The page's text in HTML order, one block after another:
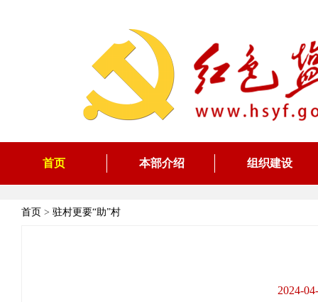
首页 本部介绍 组织建设
首页 > 驻村更要“助”村
2024-